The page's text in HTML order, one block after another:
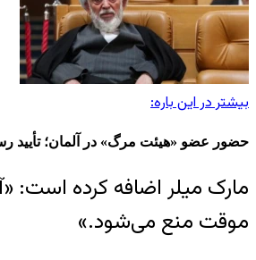
بیشتر در این باره:
حضور عضو «هیئت مرگ» در آلمان؛ تأیید
مارک میلر اضافه کرده است:
موقت منع می‌شود.»